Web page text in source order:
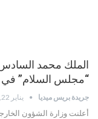
الملك محمد
“مجلس السلام” في
جريدة بريس ميديا يناير 22, 2026
أعلنت وزارة الشؤون